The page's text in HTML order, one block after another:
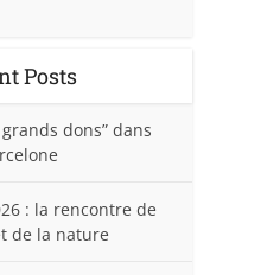
Posts
dons” dans
: la rencontre de
de la nature